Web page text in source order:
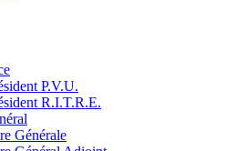
P.V.U.
R.I.T.R.E.
Générale